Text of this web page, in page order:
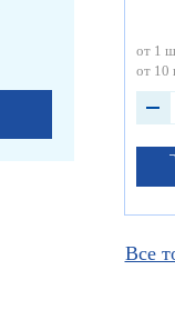
от 1
от 10
Все